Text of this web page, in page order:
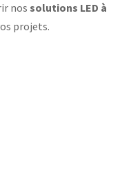
nossolutions LED à
projets.